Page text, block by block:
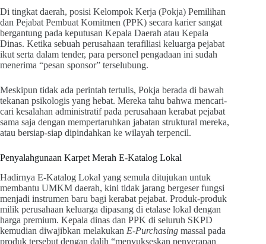
Di tingkat daerah, posisi Kelompok Kerja (Pokja) Pemilihan
dan Pejabat Pembuat Komitmen (PPK) secara karier sangat
bergantung pada keputusan Kepala Daerah atau Kepala
Dinas. Ketika sebuah perusahaan terafiliasi keluarga pejabat
ikut serta dalam tender, para personel pengadaan ini sudah
menerima “pesan sponsor” terselubung.
Meskipun tidak ada perintah tertulis, Pokja berada di bawah
tekanan psikologis yang hebat. Mereka tahu bahwa mencari-
cari kesalahan administratif pada perusahaan kerabat pejabat
sama saja dengan mempertaruhkan jabatan struktural mereka,
atau bersiap-siap dipindahkan ke wilayah terpencil.
Penyalahgunaan Karpet Merah E-Katalog Lokal
Hadirnya E-Katalog Lokal yang semula ditujukan untuk
membantu UMKM daerah, kini tidak jarang bergeser fungsi
menjadi instrumen baru bagi kerabat pejabat. Produk-produk
milik perusahaan keluarga dipasang di etalase lokal dengan
harga premium. Kepala dinas dan PPK di seluruh SKPD
kemudian diwajibkan melakukan E-Purchasing massal pada
produk tersebut dengan dalih “menyukseskan penyerapan